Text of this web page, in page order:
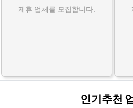
제휴 업체를 모집합니다.
인기추천